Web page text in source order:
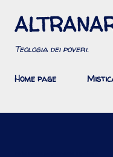
Passa
Teologia dei poveri.
Home page